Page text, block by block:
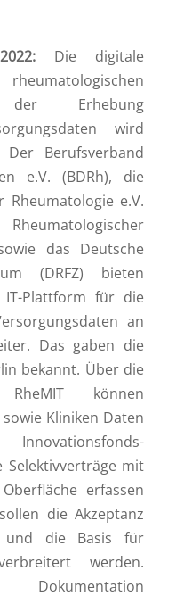
Die digitale
Erhebung
wird
Berufsverband
e.V. (BDRh), die
Rheumatologie e.V.
das Deutsche
(DRFZ) bieten
IT-Plattform für die
an
Das gaben die
bekannt. Über die
können
Kliniken Daten
Selektivverträge mit
erfassen
die Akzeptanz
und die Basis für
werden.